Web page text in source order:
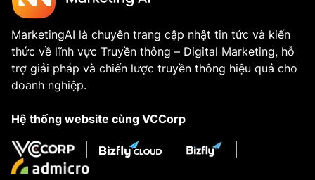
MarketingAI là chuyên trang cập nhật tin tức và kiến
thức về lĩnh vực Truyền thông – Digital Marketing, hỗ
trợ giải pháp và chiến lược truyền thông hiệu quả cho
doanh nghiệp.
Hệ thống website cùng VCCorp